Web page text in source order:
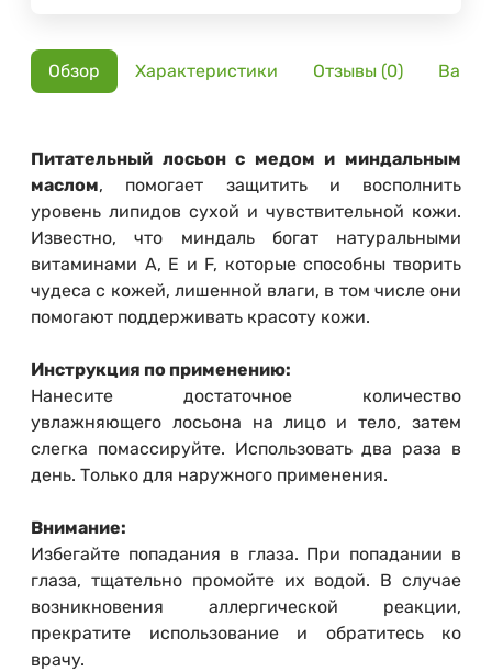
Обзор Характеристики Отзывы (0)
Питательный лосьон с медом и миндальным
маслом, помогает защитить и восполнить
уровень липидов сухой и чувствительной кожи.
Известно, что миндаль богат натуральными
витаминами А, Е и F, которые способны творить
чудеса с кожей, лишенной влаги, в том числе они
помогают поддерживать красоту кожи.
Инструкция по применению:
Нанесите достаточное количество
увлажняющего лосьона на лицо и тело, затем
слегка помассируйте. Использовать два раза в
день. Только для наружного применения.
Внимание:
Избегайте попадания в глаза. При попадании в
глаза, тщательно промойте их водой. В случае
возникновения аллергической реакции,
прекратите использование и обратитесь ко
врачу.